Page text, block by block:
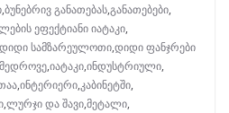
,ბუნებრივ განათებას,განათებები,
ეფექტიანი იატაკი,
დიდი სამზარეულოთი,დიდი ფანჯრები
,იატაკი,ინდუსტრიული,
,ინტერიერი,კაბინეტში,
,ლურჯი და შავი,მეტალი,